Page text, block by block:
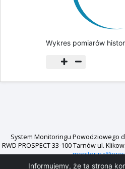
Informujemy, że ta strona
Wykres pomiarów
System Monitoringu Powodziowego
RWD PROSPECT 33-100 Tarnów ul.